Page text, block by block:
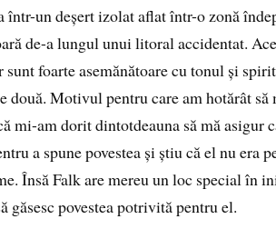
într-un deșert izolat aflat într-o zonă
de-a lungul unui litoral accidentat.
foarte asemănătoare cu tonul și
Motivul pentru care am hotărât să
mi-am dorit dintotdeauna să mă asigur
a spune povestea și știu că el nu era
Însă Falk are mereu un loc special în
găsesc povestea potrivită pentru el.